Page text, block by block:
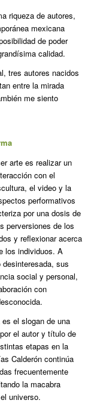
riqueza de autores,
mexicana
de poder
calidad.
tres autores nacidos
entre la mirada
me siento
arte es realizar un
con el
el video y la
performativos
por una dosis de
perversiones de los
y reflexionar acerca
los individuos. A
sus
social y personal,
con
el slogan de una
el autor y título de
etapas en la
Calderón continúa
frecuentemente
la macabra
universo.